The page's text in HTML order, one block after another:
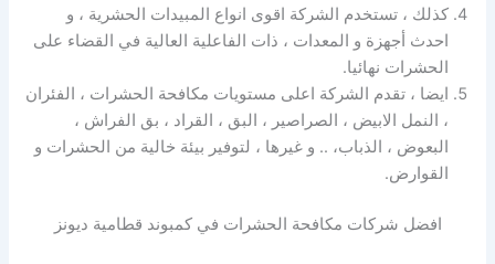
كذلك ، تستخدم الشركة اقوى انواع المبيدات الحشرية ، و
احدث أجهزة و المعدات ، ذات الفاعلية العالية في القضاء على
الحشرات نهائيا.
ايضا ، تقدم الشركة اعلى مستويات مكافحة الحشرات ، الفئران
، النمل الابيض ، الصراصير ، البق ، القراد ، بق الفراش ،
البعوض ، الذباب، .. و غيرها ، لتوفير بيئة خالية من الحشرات و
القوارض.
افضل شركات مكافحة الحشرات في كمبوند قطامية ديونز